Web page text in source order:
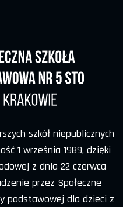
szkół niepublicznych
1 września 1989, dzięki
z dnia 22 czerwca
przez Społeczne
podstawowej dla dzieci z